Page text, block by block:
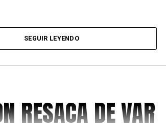
SEGUIR LEYENDO
RESACA DE VAR